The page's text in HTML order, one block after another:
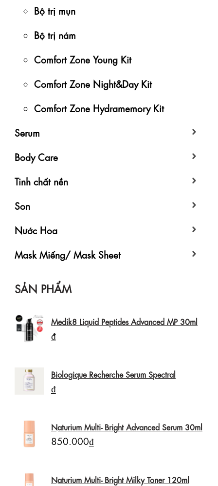
Bộ trị mụn
Bộ trị nám
Comfort Zone Young Kit
Comfort Zone Night&Day Kit
Comfort Zone Hydramemory Kit
Serum
Body Care
Tinh chất nền
Son
Nước Hoa
Mask Miếng/ Mask Sheet
SẢN PHẨM
Medik8 Liquid Peptides Advanced MP 30ml
₫
Biologique Recherche Serum Spectral
₫
Naturium Multi- Bright Advanced Serum 30ml
850.000₫
Naturium Multi- Bright Milky Toner 120ml